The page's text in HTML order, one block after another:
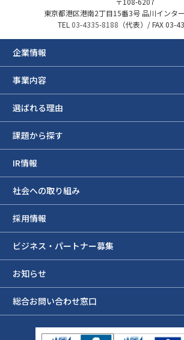
東京都港区港南2丁目15番3号 品川インタ
TEL 03-4335-8188 （代表）/ FAX 03-
企業情報
事業内容
選ばれる理由
課題から探す
IR情報
社会への取り組み
採用情報
ビジネス・パートナー募集
お知らせ
総合お問い合わせ窓口